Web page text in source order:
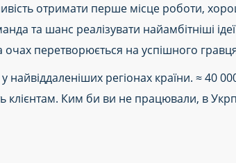
отримати перше місце роботи,
та шанс реалізувати найамбітніші
перетворюється на успішного
регіонах країни. ≈ 40
клієнтам. Ким би ви не працювали, в